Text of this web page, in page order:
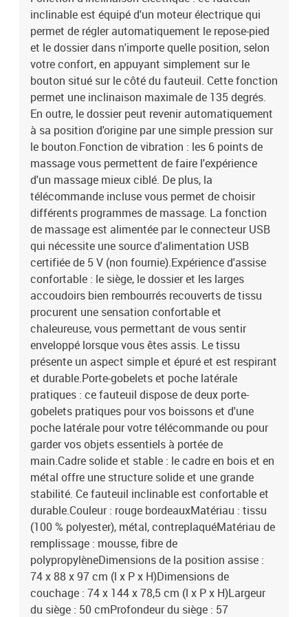
2AAvec un moteur électrique pour le réglage automatique du
dossier et du repose-piedEntrée du moteur électrique : c.c. 24 V, 1,5
ASortie du moteur électrique : 100-240 V~, 50-60 HzCapacité de
charge maximale : 110 kgAssemblage requis : oui
inclinable est équipé d'un moteur électrique qui
permet de régler automatiquement le repose-pied
et le dossier dans n'importe quelle position, selon
votre confort, en appuyant simplement sur le
bouton situé sur le côté du fauteuil. Cette fonction
permet une inclinaison maximale de 135 degrés.
En outre, le dossier peut revenir automatiquement
à sa position d'origine par une simple pression sur
le bouton.Fonction de vibration : les 6 points de
massage vous permettent de faire l'expérience
d'un massage mieux ciblé. De plus, la
télécommande incluse vous permet de choisir
différents programmes de massage. La fonction
de massage est alimentée par le connecteur USB
qui nécessite une source d'alimentation USB
certifiée de 5 V (non fournie).Expérience d'assise
confortable : le siège, le dossier et les larges
accoudoirs bien rembourrés recouverts de tissu
procurent une sensation confortable et
chaleureuse, vous permettant de vous sentir
enveloppé lorsque vous êtes assis. Le tissu
présente un aspect simple et épuré et est respirant
et durable.Porte-gobelets et poche latérale
pratiques : ce fauteuil dispose de deux porte-
gobelets pratiques pour vos boissons et d'une
poche latérale pour votre télécommande ou pour
garder vos objets essentiels à portée de
main.Cadre solide et stable : le cadre en bois et en
métal offre une structure solide et une grande
stabilité. Ce fauteuil inclinable est confortable et
durable.Couleur : rouge bordeauxMatériau : tissu
(100 % polyester), métal, contreplaquéMatériau de
remplissage : mousse, fibre de
polypropylèneDimensions de la position assise :
74 x 88 x 97 cm (l x P x H)Dimensions de
couchage : 74 x 144 x 78,5 cm (l x P x H)Largeur
du siège : 50 cmProfondeur du siège : 57